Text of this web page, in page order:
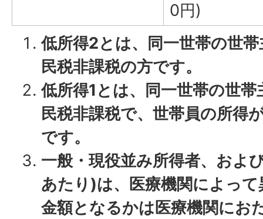
0円)
低所得2とは、同一世帯の世
民税非課税の方です。
低所得1とは、同一世帯の世
民税非課税で、世帯員の所得
です。
一般・現役並み所得者、およ
あたり)は、医療機関によっ
金額となるかは医療機関にお